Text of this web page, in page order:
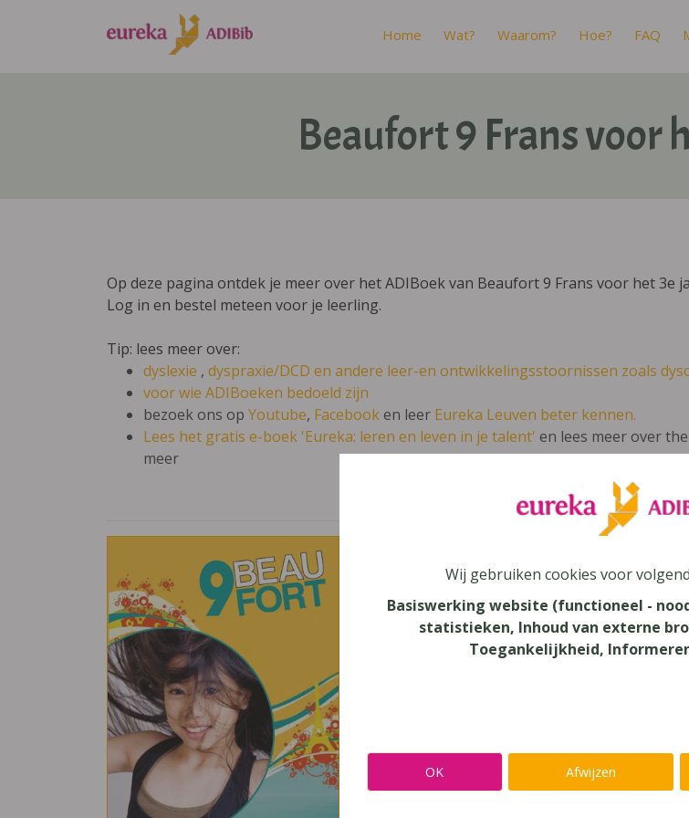
Home Wat? Waarom? Hoe? FAQ
Beaufort 9 Frans voor
Op deze pagina ontdek je meer over het ADIBoek van Beaufort 9 Frans voor het 3e
Log in en bestel meteen voor je leerling.
Tip: lees meer over:
dyslexie , dyspraxie/DCD en andere leer-en ontwikkelingsstoornissen zoals
voor wie ADIBoeken bedoeld zijn
bezoek ons op Youtube, Facebooken leer Eureka Leuven beter kennen.
Lees het gratis e-boek 'Eureka: leren en leven in je talent' en lees meer over
meer
Frans
Secundair Onderwijs - ASO, Secundair Onderwijs
Uitgeverij
Die Keure
Wij gebruiken cookies voor
Basiswerking website (functioneel -
statistieken, Inhoud van externe
Toegankelijkheid,
OK Afwijzen